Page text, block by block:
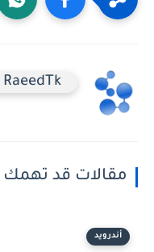
RaeedTk
مقالات قد تهمك
أندرويد